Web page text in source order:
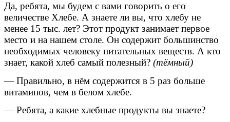
Да, ребята, мы будем с вами говорить о его
величестве Хлебе. А знаете ли вы, что хлебу не
менее 15 тыс. лет? Этот продукт занимает первое
место и на нашем столе. Он содержит большинство
необходимых человеку питательных веществ. А кто
знает, какой хлеб самый полезный? (тёмный)
— Правильно, в нём содержится в 5 раз больше
витаминов, чем в белом хлебе.
— Ребята, а какие хлебные продукты вы знаете?